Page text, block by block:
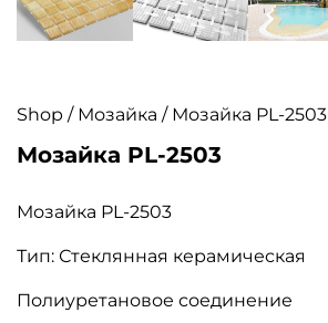
Shop / Мозайка / Мозайка PL-2503
Мозайка PL-2503
Мозайка PL-2503
Тип: Стеклянная керамическая
Полиуретановое соединение